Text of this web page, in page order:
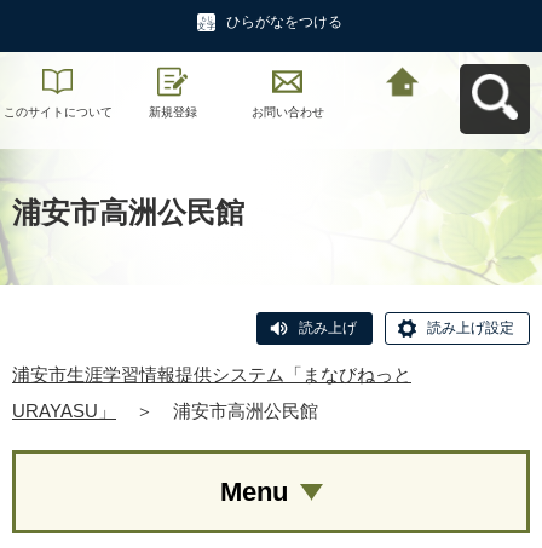
ひらがなをつける
このサイトについて 新規登録 お問い合わせ
浦安市高洲公民館
読み上げ 読み上げ設定
浦安市生涯学習情報提供システム「まなびねっと
URAYASU」
＞ 浦安市高洲公民館
Menu